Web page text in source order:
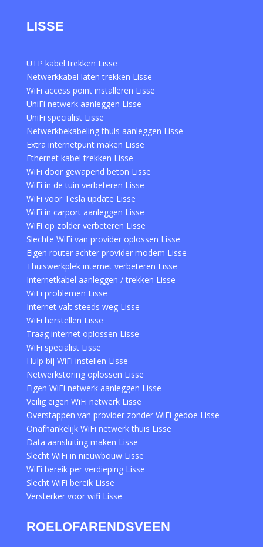
LISSE
UTP kabel trekken Lisse
Netwerkkabel laten trekken Lisse
WiFi access point installeren Lisse
UniFi netwerk aanleggen Lisse
UniFi specialist Lisse
Netwerkbekabeling thuis aanleggen Lisse
Extra internetpunt maken Lisse
Ethernet kabel trekken Lisse
WiFi door gewapend beton Lisse
WiFi in de tuin verbeteren Lisse
WiFi voor Tesla update Lisse
WiFi in carport aanleggen Lisse
WiFi op zolder verbeteren Lisse
Slechte WiFi van provider oplossen Lisse
Eigen router achter provider modem Lisse
Thuiswerkplek internet verbeteren Lisse
Internetkabel aanleggen / trekken Lisse
WiFi problemen Lisse
Internet valt steeds weg Lisse
WiFi herstellen Lisse
Traag internet oplossen Lisse
WiFi specialist Lisse
Hulp bij WiFi instellen Lisse
Netwerkstoring oplossen Lisse
Eigen WiFi netwerk aanleggen Lisse
Veilig eigen WiFi netwerk Lisse
Overstappen van provider zonder WiFi gedoe Lisse
Onafhankelijk WiFi netwerk thuis Lisse
Data aansluiting maken Lisse
Slecht WiFi in nieuwbouw Lisse
WiFi bereik per verdieping Lisse
Slecht WiFi bereik Lisse
Versterker voor wifi Lisse
ROELOFARENDSVEEN